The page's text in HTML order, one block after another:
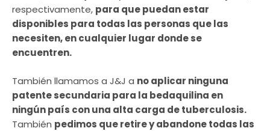
respectivamente, para que puedan estar
disponibles para todas las personas que las
necesiten, en cualquier lugar donde se
encuentren.
También llamamos a J&J a no aplicar ninguna
patente secundaria para la bedaquilina en
ningún país con una alta carga de tuberculosis.
También pedimos que retire y abandone todas las